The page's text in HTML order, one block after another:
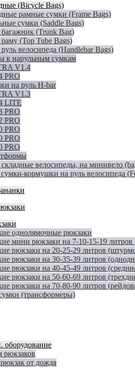
(Bicycle Bags)
рамные сумки (Frame Bags)
сумки (Saddle Bags)
(Trunk Bag)
(Top Tube Bags)
велосипеда (Handlebar Bags)
к нарульным сумкам
V1.4
PRO
на руль H-bar
V1.3
LITE
PRO
PRO
PRO
PRO
PRO
велосипеды, на минивело
кормушки на руль велосипеда
однолямочные рюкзаки
мини рюкзаки на 7-10-15-19
рюкзаки на 20-25-29 литров
рюкзаки на 30-35-39 литров
рюкзаки на 40-45-49 литров
рюкзаки на 50-60-69 литров
рюкзаки на 70-80-90 литров
(трансформеры)
оборудование
рюкзаков
от дождя